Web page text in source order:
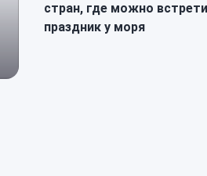
стран, где можно
праздник у моря